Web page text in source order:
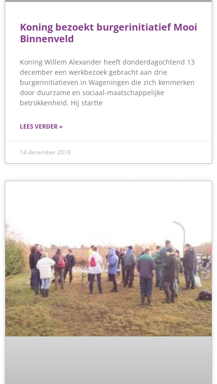
Koning bezoekt burgerinitiatief Mooi
Binnenveld
Koning Willem Alexander heeft donderdagochtend 13
december een werkbezoek gebracht aan drie
burgerinitiatieven in Wageningen die zich kenmerken
door duurzame en sociaal-maatschappelijke
betrokkenheid. Hij startte
LEES VERDER »
14 december 2018